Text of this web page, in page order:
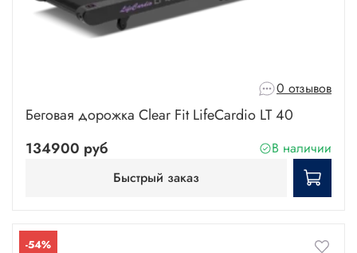
0 отзывов
Беговая дорожка Clear Fit LifeCardio LT 40
134900 руб
В наличии
Быстрый заказ
-54%